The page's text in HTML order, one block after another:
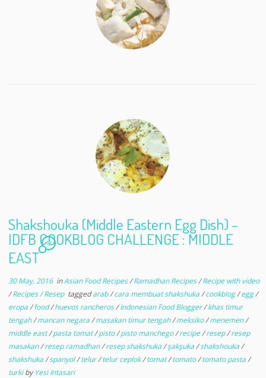
Shakshouka (Middle Eastern Egg Dish) –
IDFB COOKBLOG CHALLENGE : MIDDLE
EAST
12
30 May, 2016inAsian Food Recipes/Ramadhan Recipes/Recipe with video
/Recipes / Resep taggedarab/cara membuat shakshuka/cookblog/egg/
eropa/food/huevos rancheros/Indonesian Food Blogger/khas timur
tengah/mancan negara/masakan timur tengah/meksiko/menemen/
middle east/pasta tomat/pisto/pisto manchego/recipe/resep/resep
masakan/resep ramadhan/resep shakshuka/şakşuka/shakshouka/
shakshuka/spanyol/telur/telur ceplok/tomat/tomato/tomato pasta/
turkibyYesi Intasari